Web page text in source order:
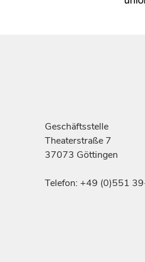
Geschäftsstelle
Theaterstraße 7
37073 Göttingen
Telefon: +49 (0)551